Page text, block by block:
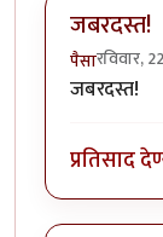
जबरदस्त!
पैसारविवार,
जबरदस्त!
प्रतिसाद